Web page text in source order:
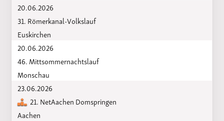
20.06.2026
31. Römerkanal-Volkslauf
Euskirchen
20.06.2026
46. Mittsommernachtslauf
Monschau
23.06.2026
21. NetAachen Domspringen
Aachen